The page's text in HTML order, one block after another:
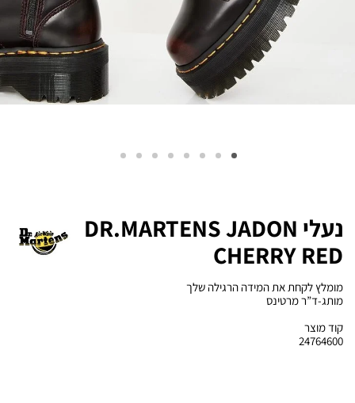
נעלי DR.MARTENS JADON
CHERRY RED
מומלץ לקחת את המידה הרגילה שלך
מותג-ד”ר מרטינס
קוד מוצר
24764600